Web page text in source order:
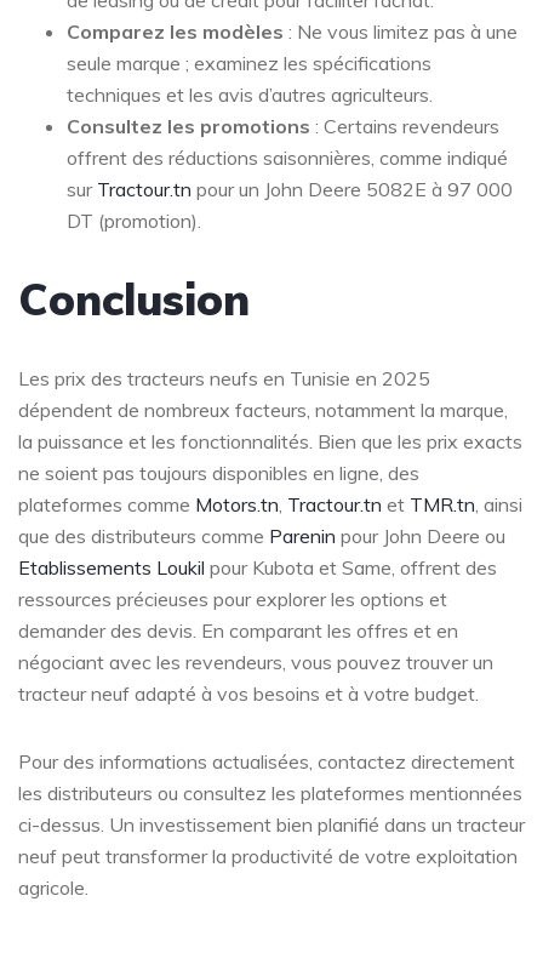
Comparez les modèles : Ne vous limitez pas à une
seule marque ; examinez les spécifications
techniques et les avis d’autres agriculteurs.
Consultez les promotions : Certains revendeurs
offrent des réductions saisonnières, comme indiqué
sur Tractour.tn pour un John Deere 5082E à 97 000
DT (promotion).
Conclusion
Les prix des tracteurs neufs en Tunisie en 2025
dépendent de nombreux facteurs, notamment la marque,
la puissance et les fonctionnalités. Bien que les prix exacts
ne soient pas toujours disponibles en ligne, des
plateformes comme Motors.tn, Tractour.tn et TMR.tn, ainsi
que des distributeurs comme Parenin pour John Deere ou
Etablissements Loukil pour Kubota et Same, offrent des
ressources précieuses pour explorer les options et
demander des devis. En comparant les offres et en
négociant avec les revendeurs, vous pouvez trouver un
tracteur neuf adapté à vos besoins et à votre budget.
Pour des informations actualisées, contactez directement
les distributeurs ou consultez les plateformes mentionnées
ci-dessus. Un investissement bien planifié dans un tracteur
neuf peut transformer la productivité de votre exploitation
agricole.